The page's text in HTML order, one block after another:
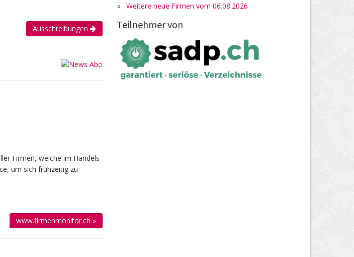
Ausschreibungen
Firmen, welche im Handels­
um sich frühzeitig zu
www.firmenmonitor.ch »
» Weitere neue Firmen vom 06.08.2026
Teilnehmer von